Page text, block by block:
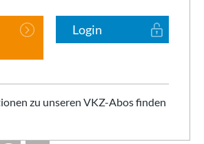
Login
zu unseren VKZ-Abos finden